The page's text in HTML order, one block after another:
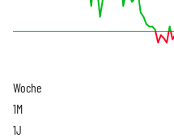
Woche
1M
1J